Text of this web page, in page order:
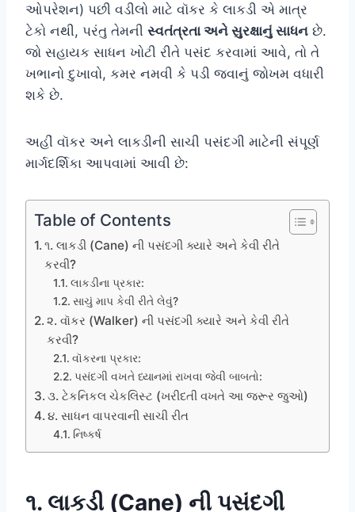
ઓપરેશન) પછી વડીલો માટે વૉકર કે લાકડી એ માત્ર
ટેકો નથી, પરંતુ તેમની સ્વતંત્રતા અને સુરક્ષાનું સાધન છે.
જો સહાયક સાધન ખોટી રીતે પસંદ કરવામાં આવે, તો તે
ખભાનો દુખાવો, કમર નમવી કે પડી જવાનું જોખમ વધારી
શકે છે.
અહીં વૉકર અને લાકડીની સાચી પસંદગી માટેની સંપૂર્ણ
માર્ગદર્શિકા આપવામાં આવી છે:
Table of Contents
૧. લાકડી (Cane) ની પસંદગી ક્યારે અને કેવી રીતે
કરવી?
લાકડીના પ્રકાર:
સાચું માપ કેવી રીતે લેવું?
૨. વૉકર (Walker) ની પસંદગી ક્યારે અને કેવી રીતે
કરવી?
વૉકરના પ્રકાર:
પસંદગી વખતે ધ્યાનમાં રાખવા જેવી બાબતો:
૩. ટેકનિકલ ચેકલિસ્ટ (ખરીદતી વખતે આ જરૂર જુઓ)
૪. સાધન વાપરવાની સાચી રીત
નિષ્કર્ષ
૧. લાકડી (Cane) ની પસંદગી